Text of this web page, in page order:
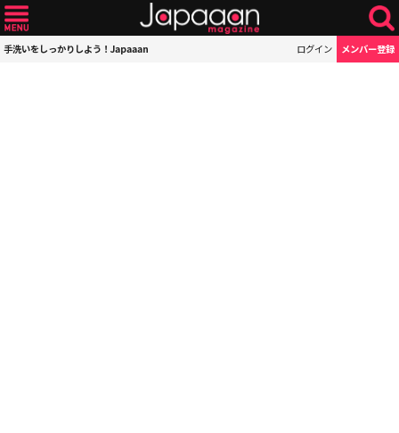
手洗いをしっかりしよう！Japaaan ログイン メンバー登録